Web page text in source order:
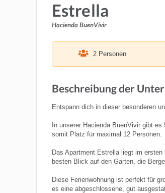
Estrella
Hacienda BuenVivir
2 Personen
Beschreibung der
Entspann dich in dieser besonderen
In unserer Hacienda BuenVivir gibt
somit Platz für maximal 12 Personen.
Das Apartment Estrella liegt im
besten Blick auf den Garten, die
Diese Ferienwohnung ist perfekt für
es eine abgeschlossene, gut